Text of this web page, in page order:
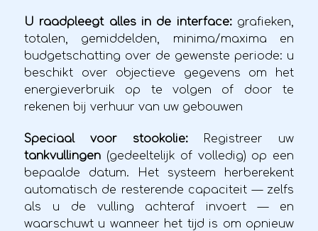
U raadpleegt alles in de interface: grafieken,
totalen, gemiddelden, minima/maxima en
budgetschatting over de gewenste periode: u
beschikt over objectieve gegevens om het
energieverbruik op te volgen of door te
rekenen bij verhuur van uw gebouwen
Speciaal voor stookolie: Registreer uw
tankvullingen (gedeeltelijk of volledig) op een
bepaalde datum. Het systeem herberekent
automatisch de resterende capaciteit — zelfs
als u de vulling achteraf invoert — en
waarschuwt u wanneer het tijd is om opnieuw